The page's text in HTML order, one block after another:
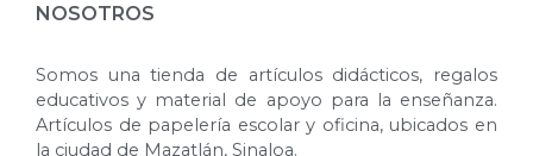
NOSOTROS
Somos una tienda de artículos didácticos, regalos
educativos y material de apoyo para la enseñanza.
Artículos de papelería escolar y oficina, ubicados en
la ciudad de Mazatlán, Sinaloa.